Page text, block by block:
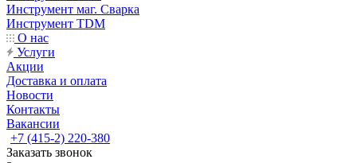
Инструмент маг. Сварка
Инструмент TDM
О нас
Услуги
Акции
Доставка и оплата
Новости
Контакты
Вакансии
+7 (415-2) 220-380
Заказать звонок